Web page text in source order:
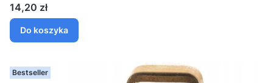
Cena
14,20 zł
Do koszyka
Bestseller